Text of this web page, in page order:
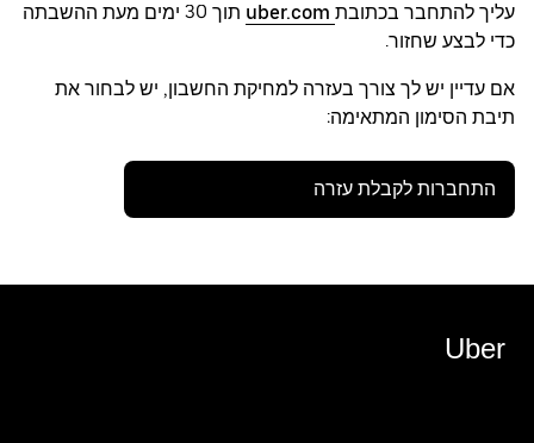
עליך להתחבר בכתובת
תוך 30 ימים מעת ההשבתה
כדי לבצע שחזור.
אם עדיין יש לך צורך בעזרה למחיקת החשבון, יש לבחור את
תיבת הסימון המתאימה:
התחברות לקבלת עזרה
Uber